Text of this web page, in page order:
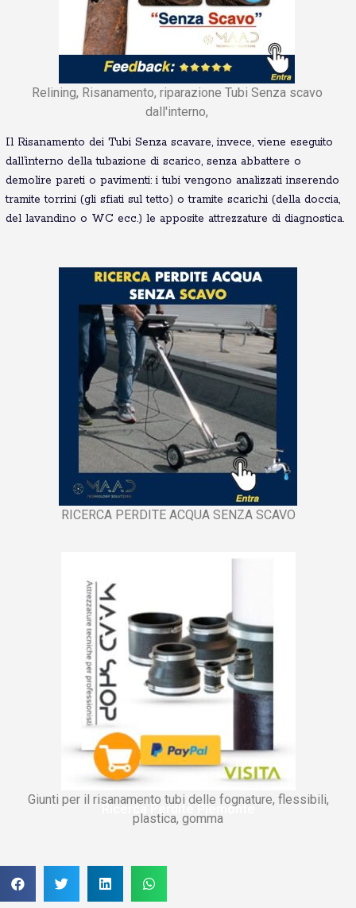
Relining, Risanamento, riparazione Tubi Senza scavo
dall'interno,
Il Risanamento dei Tubi Senza scavare, invece, viene eseguito
dall’interno della tubazione di scarico, senza abbattere o
demolire pareti o pavimenti: i tubi vengono analizzati inserendo
tramite torrini (gli sfiati sul tetto) o tramite scarichi (della doccia,
del lavandino o WC ecc.) le apposite attrezzature di diagnostica.
RICERCA PERDITE ACQUA SENZA SCAVO
Giunti per il risanamento tubi delle fognature, flessibili,
plastica, gomma
Ricerca Perdite Piemonte